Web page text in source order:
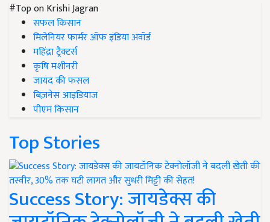
#Top on Krishi Jagran
सफल किसान
मिलेनियर फार्मर ऑफ इंडिया अवॉर्ड
महिंद्रा ट्रैक्टर्स
कृषि मशीनरी
जायद की फसल
बिज़नेस आइडियाज
पीएम किसान
Top Stories
Success Story: जायडेक्स की